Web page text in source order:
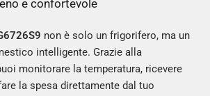
e confortevole
non è solo un frigorifero, ma un
intelligente. Grazie alla
monitorare la temperatura, ricevere
la spesa direttamente dal tuo